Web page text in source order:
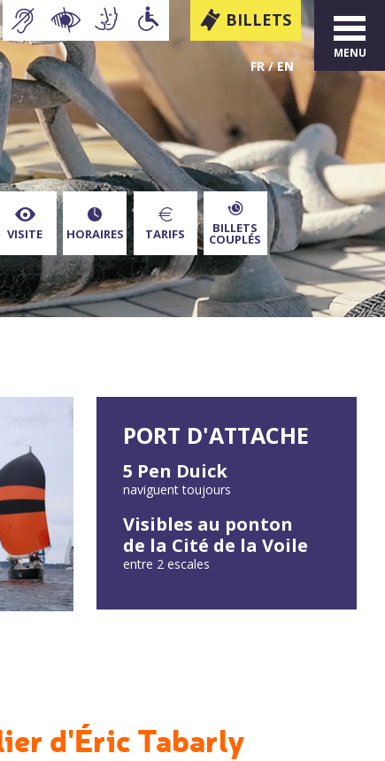
BILLETS
FR EN
MENU
VISITE HORAIRES TARIFS BILLETS
COUPLÉS
PORT D'ATTACHE
5 Pen Duick
naviguent toujours
Visibles au ponton
de la Cité de la Voile
entre 2 escales
d'Éric Tabarly